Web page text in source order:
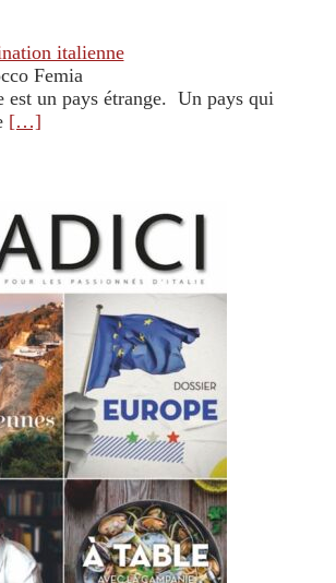
italienne
Femia
est un pays étrange. Un pays qui
[…]